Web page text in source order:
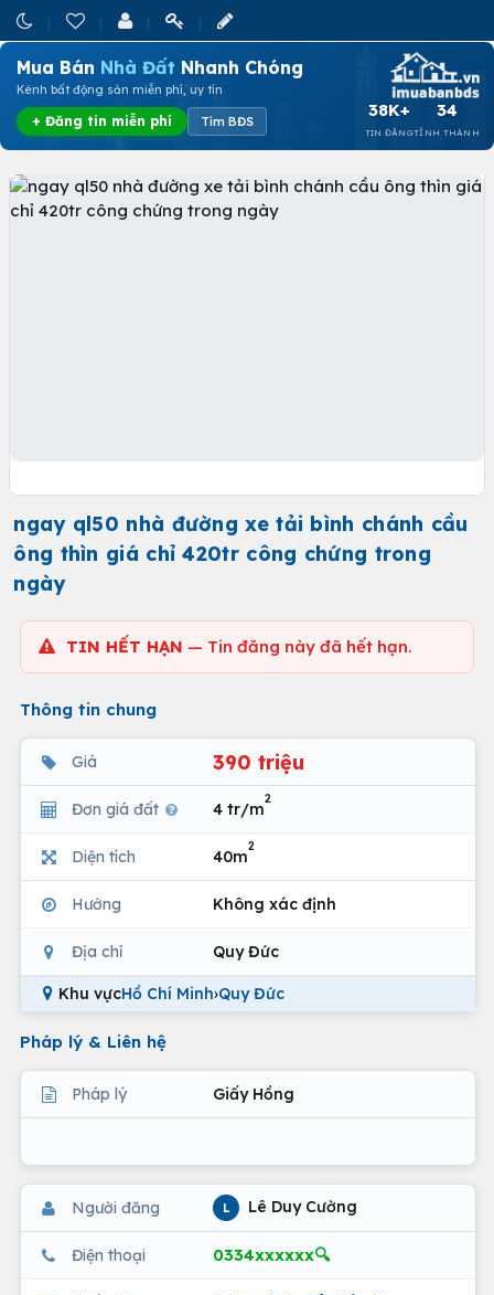
Mua Bán Nhà Đất Nhanh Chóng
Kênh bất động sản miễn phí, uy tín
+ Đăng tin miễn phí Tìm BĐS
38K+
TIN ĐĂNG
34
TỈNH THÀNH
ngay ql50 nhà đường xe tải bình chánh cầu
ông thìn giá chỉ 420tr công chứng trong
ngày
TIN HẾT HẠN — Tin đăng này đã hết hạn.
Thông tin chung
Giá 390 triệu
Đơn giá đất 4 tr/m
2
Diện tích 40m
2
Hướng Không xác định
Địa chỉ Quy Đức
Khu vựcHồ Chí Minh›Quy Đức
Pháp lý & Liên hệ
Pháp lý Giấy Hồng
Người đăng L Lê Duy Cường
Điện thoại 0334xxxxxx🔍